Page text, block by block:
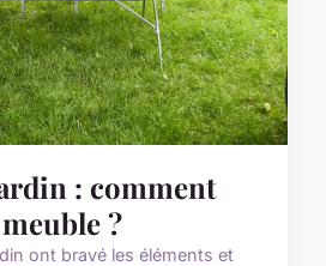
: comment
?
ont bravé les éléments et